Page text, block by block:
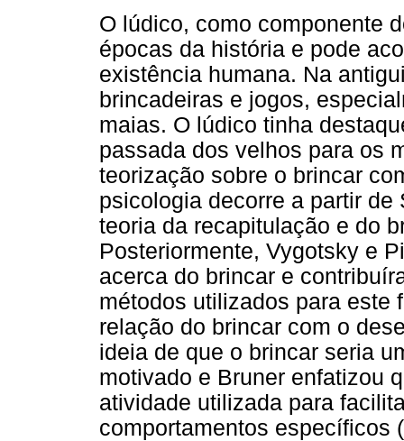
O lúdico, como componente
épocas da história e pode
existência humana. Na
brincadeiras e jogos,
maias. O lúdico tinha
passada dos velhos para os
teorização sobre o brincar
psicologia decorre a partir
teoria da recapitulação e do
Posteriormente, Vygotsky e
acerca do brincar e
métodos utilizados para este
relação do brincar com o
ideia de que o brincar seria
motivado e Bruner enfatizou
atividade utilizada para
comportamentos específicos